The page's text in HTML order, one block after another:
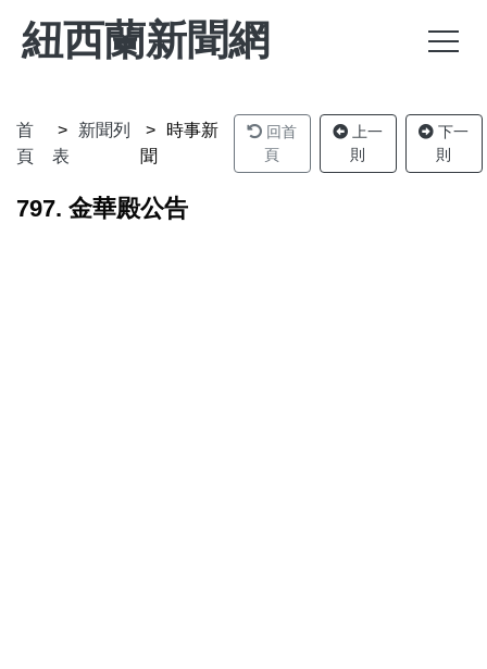
紐西蘭新聞網
首
頁
新聞列
表
時事新
聞
回首
頁
上一
則
下一
則
797. 金華殿公告